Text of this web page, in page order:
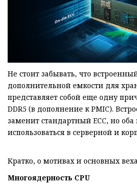
Не стоит забывать, что
дополнительной емкости для
представляет собой еще одну
DDR5 (в дополнение к PMIC).
заменит стандартный ECC, но оба
использоваться в серверной и
Кратко, о мотивах и основных
Многоядерность CPU